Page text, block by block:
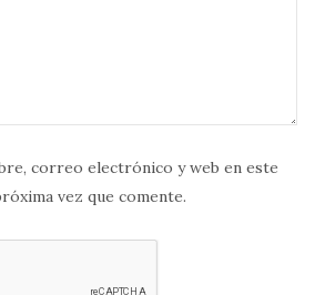
correo electrónico y web en este
vez que comente.